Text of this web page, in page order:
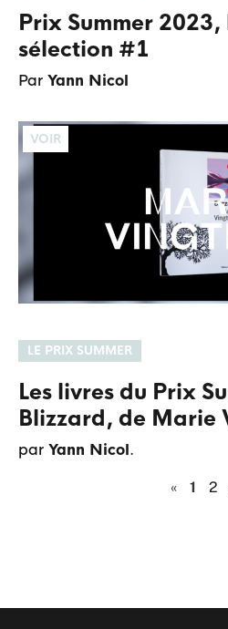
Prix Summer
sélection #1
Par Yann Nicol
VOIR
LE PRIX SUMMER
Les livres du Prix
Blizzard, de Marie
par Yann Nicol.
« 1 2